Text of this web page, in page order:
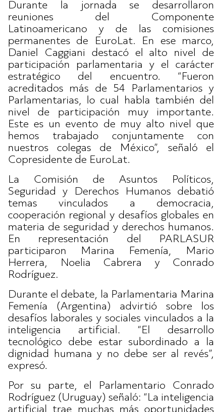
Durante la jornada se desarrollaron
reuniones del Componente
Latinoamericano y de las comisiones
permanentes de EuroLat. En ese marco,
Daniel Caggiani destacó el alto nivel de
participación parlamentaria y el carácter
estratégico del encuentro. “Fueron
acreditados más de 54 Parlamentarios y
Parlamentarias, lo cual habla también del
nivel de participación muy importante.
Este es un evento de muy alto nivel que
hemos trabajado conjuntamente con
nuestros colegas de México”, señaló el
Copresidente de EuroLat.
La Comisión de Asuntos Políticos,
Seguridad y Derechos Humanos debatió
temas vinculados a democracia,
cooperación regional y desafíos globales en
materia de seguridad y derechos humanos.
En representación del PARLASUR
participaron Marina Femenía, Mario
Herrera, Noelia Cabrera y Conrado
Rodríguez.
Durante el debate, la Parlamentaria Marina
Femenía (Argentina) advirtió sobre los
desafíos laborales y sociales vinculados a la
inteligencia artificial. “El desarrollo
tecnológico debe estar subordinado a la
dignidad humana y no debe ser al revés”,
expresó.
Por su parte, el Parlamentario Conrado
Rodríguez (Uruguay) señaló: “La inteligencia
artificial trae muchas más oportunidades